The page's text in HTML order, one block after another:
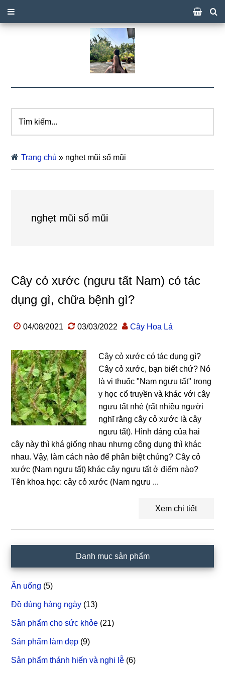
kiếm...
Trang chủ » nghẹt mũi sổ mũi
nghẹt mũi sổ mũi
Cây cỏ xước (ngưu tất Nam) có tác
dụng gì, chữa bệnh gì?
04/08/2021 03/03/2022 Cây Hoa Lá
Cây cỏ xước có tác dụng gì?
Cây cỏ xước, bạn biết chứ? Nó
là vị thuốc "Nam ngưu tất" trong
y học cổ truyền và khác với cây
ngưu tất nhé (rất nhiều người
nghĩ rằng cây cỏ xước là cây
ngưu tất). Hình dáng của hai
cây này thì khá giống nhau nhưng công dụng thì khác
nhau. Vậy, làm cách nào để phân biệt chúng? Cây cỏ
xước (Nam ngưu tất) khác cây ngưu tất ở điểm nào?
Tên khoa học: cây cỏ xước (Nam ngưu ...
Xem chi tiết
chính
Danh mục sản phẩm
Ăn uống (5)
Đồ dùng hàng ngày (13)
Sản phẩm cho sức khỏe (21)
Sản phẩm làm đẹp (9)
Sản phẩm thánh hiến và nghi lễ (6)